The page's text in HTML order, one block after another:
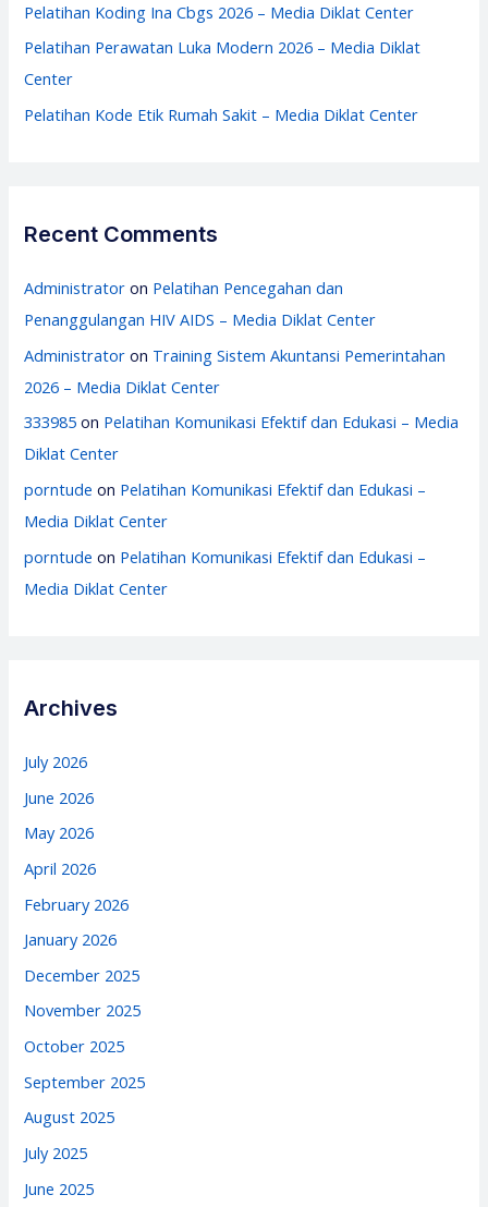
Pelatihan Koding Ina Cbgs 2026 – Media Diklat Center
Pelatihan Perawatan Luka Modern 2026 – Media Diklat
Center
Pelatihan Kode Etik Rumah Sakit – Media Diklat Center
Recent Comments
Administrator on Pelatihan Pencegahan dan
Penanggulangan HIV AIDS – Media Diklat Center
Administrator on Training Sistem Akuntansi Pemerintahan
2026 – Media Diklat Center
333985 on Pelatihan Komunikasi Efektif dan Edukasi – Media
Diklat Center
porntude on Pelatihan Komunikasi Efektif dan Edukasi –
Media Diklat Center
porntude on Pelatihan Komunikasi Efektif dan Edukasi –
Media Diklat Center
Archives
July 2026
June 2026
May 2026
April 2026
February 2026
January 2026
December 2025
November 2025
October 2025
September 2025
August 2025
July 2025
June 2025